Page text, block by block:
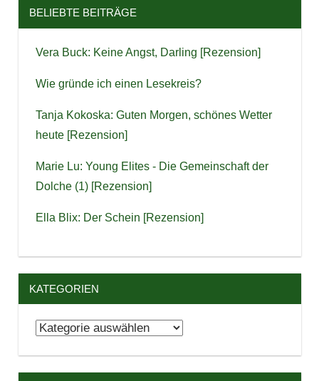
BELIEBTE BEITRÄGE
Vera Buck: Keine Angst, Darling [Rezension]
Wie gründe ich einen Lesekreis?
Tanja Kokoska: Guten Morgen, schönes Wetter
heute [Rezension]
Marie Lu: Young Elites - Die Gemeinschaft der
Dolche (1) [Rezension]
Ella Blix: Der Schein [Rezension]
KATEGORIEN
Kategorien